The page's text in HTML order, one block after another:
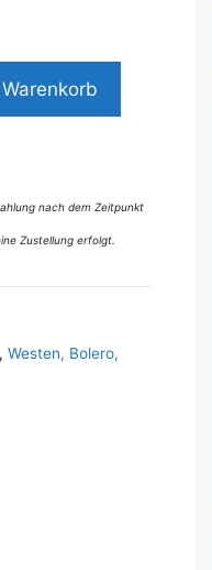
nach dem Zeitpunkt
Zustellung erfolgt.
,Westen, Bolero,